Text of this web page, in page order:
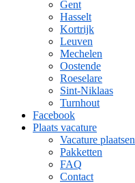
Gent
Hasselt
Kortrijk
Leuven
Mechelen
Oostende
Roeselare
Sint-Niklaas
Turnhout
Facebook
Plaats vacature
Vacature plaatsen
Pakketten
FAQ
Contact